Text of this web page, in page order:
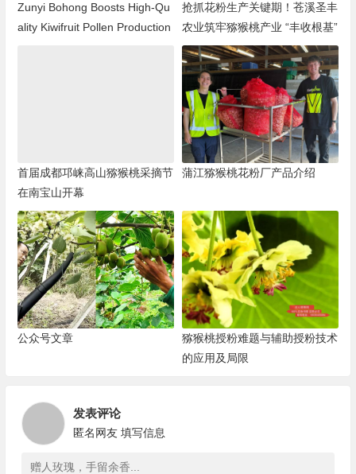
Zunyi Bohong Boosts High-Qu
ality Kiwifruit Pollen Production
抢抓花粉生产关键期！苍溪圣丰
农业筑牢猕猴桃产业 “丰收根基”
首届成都邛崃高山猕猴桃采摘节
在南宝山开幕
蒲江猕猴桃花粉厂产品介绍
公众号文章
猕猴桃授粉难题与辅助授粉技术
的应用及局限
发表评论
匿名网友 填写信息